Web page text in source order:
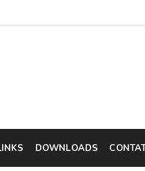
DOWNLOADS